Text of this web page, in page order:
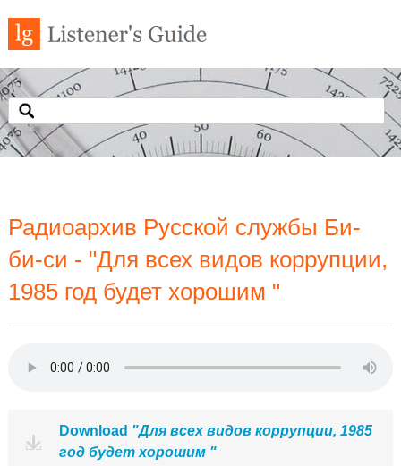
Радиоархив Русской службы Би-
би-си - "Для всех видов коррупции,
1985 год будет хорошим "
Download "Для всех видов коррупции, 1985
год будет хорошим "